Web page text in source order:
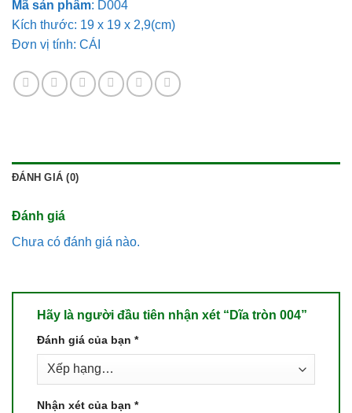
Mã sản phẩm: D004
Kích thước: 19 x 19 x 2,9(cm)
Đơn vị tính: CÁI
ĐÁNH GIÁ (0)
Đánh giá
Chưa có đánh giá nào.
Hãy là người đầu tiên nhận xét “Dĩa tròn 004”
Đánh giá của bạn *
Nhận xét của bạn *